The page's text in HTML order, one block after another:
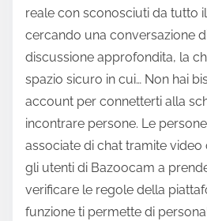
reale con sconosciuti da tutto
cercando una conversazione
discussione approfondita, la
spazio sicuro in cui… Non hai
account per connetterti alla
incontrare persone. Le
associate di chat tramite video
gli utenti di Bazoocam a
verificare le regole della
funzione ti permette di